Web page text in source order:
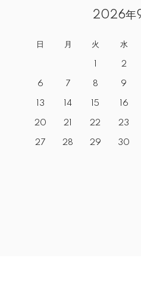
2026年
日 月 火 水
2
6 7 8 9
13 14 15 16
20 21 22 23
27 28 29 30